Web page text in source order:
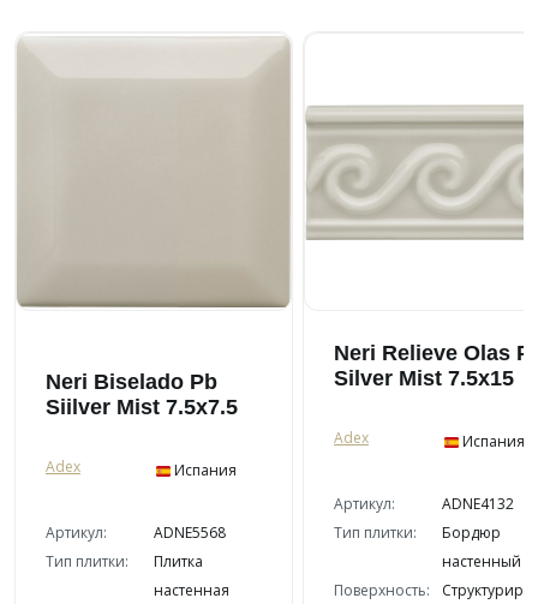
Neri Biselado Pb
Siilver Mist 7.5x7.5
Adex Испания
Артикул:
ADNE5568
Тип плитки:
Плитка
настенная
Neri Relieve Olas
Silver Mist 7.5x15
Adex Испания
Артикул:
ADNE4132
Тип плитки:
Бордюр
настенный
Поверхность: